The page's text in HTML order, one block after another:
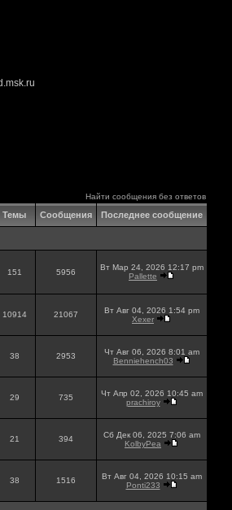
Найти сообщения без ответов
Темы Сообщения Последнее сообщение
151 5956
Вт Мар 24, 2026 12:17 pm
Pallette
10914 21067
Вт Авг 04, 2026 1:54 pm
Xexer
38 2953
Чт Авг 06, 2026 8:01 am
Benniehench03
29 735
Чт Апр 02, 2026 10:45 am
prachiroy
21 394
Сб Дек 06, 2025 7:06 am
KolbyPea
38 1516
Вт Авг 04, 2026 10:15 am
Ponti233